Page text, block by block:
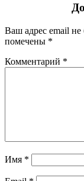
Ваш адрес email не
помечены *
Комментарий *
Имя *